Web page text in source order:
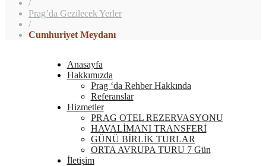
/
Prag’da Gezilecek Yerler
/
Cumhuriyet Meydanı
Anasayfa
Hakkımızda
Prag ‘da Rehber Hakkında
Referanslar
Hizmetler
PRAG OTEL REZERVASYONU
HAVALİMANI TRANSFERİ
GÜNÜ BİRLİK TURLAR
ORTA AVRUPA TURU 7 Gün
İletişim